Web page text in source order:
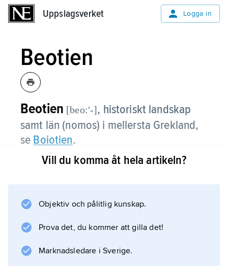
Uppslagsverket Logga in
Beotien
Beotien [beo:ʹ-], historiskt landskap
samt län (nomos) i mellersta Grekland,
se Boiotien.
Information om artikeln
Vill du komma åt hela artikeln?
Objektiv och pålitlig kunskap.
Prova det, du kommer att gilla det!
Marknadsledare i Sverige.